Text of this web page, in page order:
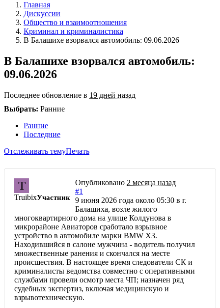
Главная
Дискуссии
Общество и взаимоотношения
Криминал и криминалистика
В Балашихе взорвался автомобиль: 09.06.2026
В Балашихе взорвался автомобиль:
09.06.2026
Последнее обновление в 19 дней назад
Выбрать: Ранние
Ранние
Последние
Отслеживать темуПечать
T
TruibixУчастник
Опубликовано 2 месяца назад
#1
9 июня 2026 года около 05:30 в г.
Балашиха, возле жилого
многоквартирного дома на улице Колдунова в
микрорайоне Авиаторов сработало взрывное
устройство в автомобиле марки BMW X3.
Находившийся в салоне мужчина - водитель получил
множественные ранения и скончался на месте
происшествия. В настоящее время следователи СК и
криминалисты ведомства совместно с оперативными
службами провели осмотр места ЧП; назначен ряд
судебных экспертиз, включая медицинскую и
взрывотехническую.